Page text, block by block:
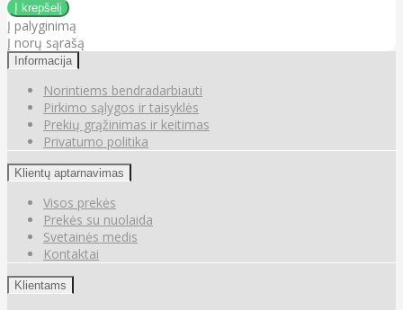
Į palyginimą
Į norų sąrašą
Informacija
Norintiems bendradarbiauti
Pirkimo sąlygos ir taisyklės
Prekių grąžinimas ir keitimas
Privatumo politika
Klientų aptarnavimas
Visos prekės
Prekės su nuolaida
Svetainės medis
Kontaktai
Klientams